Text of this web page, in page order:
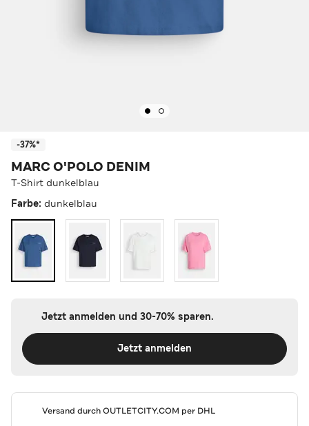
-37%*
MARC O'POLO DENIM
T-Shirt dunkelblau
Farbe: dunkelblau
Jetzt anmelden und 30-70% sparen.
Jetzt anmelden
Versand durchOUTLETCITY.COM per DHL